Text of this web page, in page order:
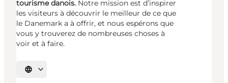
tourisme danois. Notre mission est d’inspirer
les visiteurs à découvrir le meilleur de ce que
le Danemark a à offrir, et nous espérons que
vous y trouverez de nombreuses choses à
voir et à faire.
Choisissez la langue